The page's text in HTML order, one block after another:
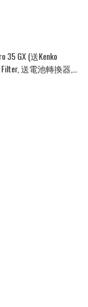
35 GX (送Kenko
Filter, 送電池轉換器,